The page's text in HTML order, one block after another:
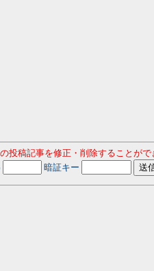
投稿記事を修正・削除することがで
暗証キー